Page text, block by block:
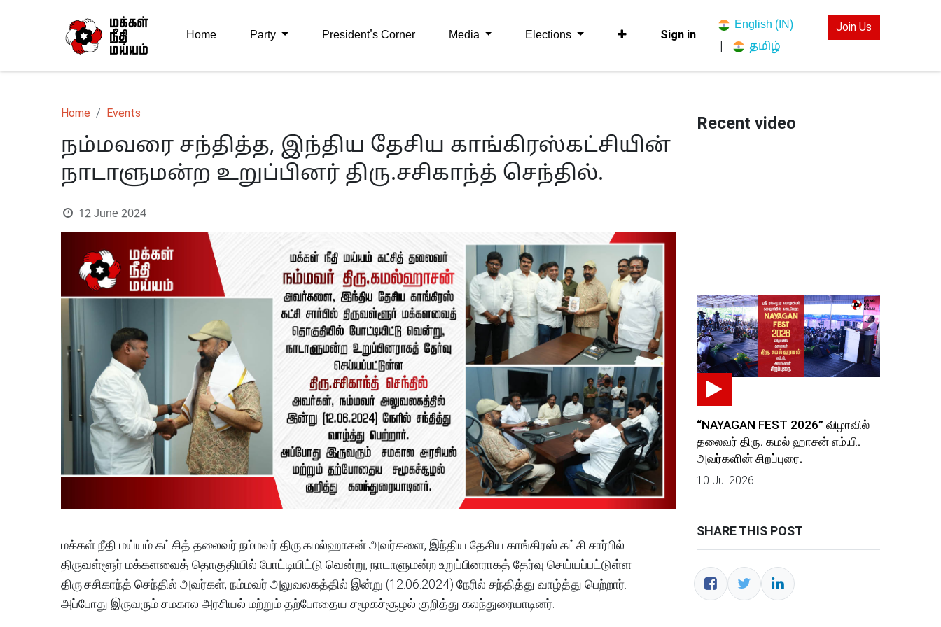
Home Party President's Corner Media Elections Sign in
English (IN)
தமிழ்
Join Us
Home Events
நம்மவரை சந்தித்த, இந்திய தேசிய காங்கிரஸ்கட்சியின்
நாடாளுமன்ற உறுப்பினர் திரு.சசிகாந்த் செந்தில்.
12 June 2024
மக்கள் நீதி மய்யம் கட்சித் தலைவர் நம்மவர் திரு.கமல்ஹாசன் அவர்களை, இந்திய தேசிய காங்கிரஸ் கட்சி சார்பில்
திருவள்ளூர் மக்களவைத் தொகுதியில் போட்டியிட்டு வென்று, நாடாளுமன்ற உறுப்பினராகத் தேர்வு செய்யப்பட்டுள்ள
திரு.சசிகாந்த் செந்தில் அவர்கள், நம்மவர் அலுவலகத்தில் இன்று (12.06.2024) நேரில் சந்தித்து வாழ்த்து பெற்றார்.
அப்போது இருவரும் சமகால அரசியல் மற்றும் தற்போதைய சமூகச்சூழல் குறித்து கலந்துரையாடினர்.
Recent video
“NAYAGAN FEST 2026” விழாவில்
தலைவர் திரு. கமல் ஹாசன் எம்.பி.
அவர்களின் சிறப்புரை.
10 Jul 2026
SHARE THIS POST